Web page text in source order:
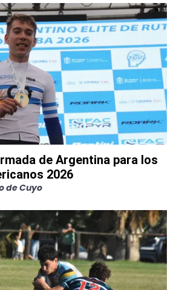
de Argentina para los
2026
de Cuyo